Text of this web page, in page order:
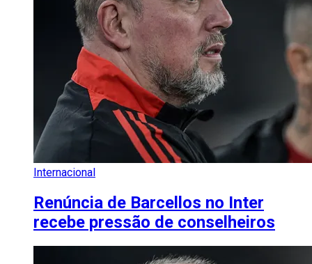
Internacional
Renúncia de Barcellos no Inter
recebe pressão de conselheiros